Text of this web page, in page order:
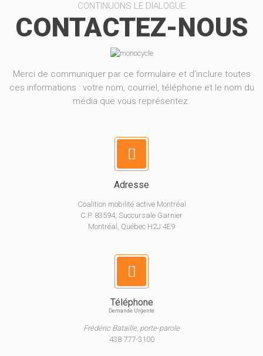
CONTINUONS LE DIALOGUE
CONTACTEZ-NOUS
Merci de communiquer par ce formulaire et d’inclure toutes
ces informations : votre nom, courriel, téléphone et le nom du
média que vous représentez.
Adresse
Coalition mobilité active Montréal
C.P. 83594, Succursale Garnier
Montréal, Québec H2J 4E9
Téléphone
Demande Urgente
Frédéric Bataille, porte-parole
438 777-3100